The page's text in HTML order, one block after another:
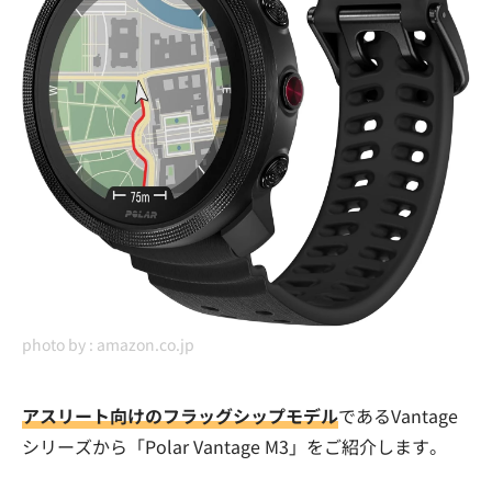
photo by : amazon.co.jp
アスリート向けのフラッグシップモデルであるVantage
シリーズから「Polar Vantage M3」をご紹介します。